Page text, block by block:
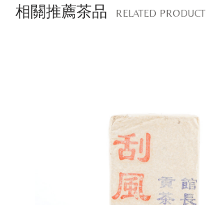
相關推薦茶品 RELATED PRODUCT